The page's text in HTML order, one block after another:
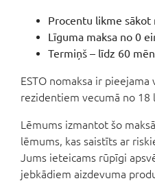
Procentu likme sākot
Līguma maksa no 0
Termiņš – līdz 60
ESTO nomaksa ir
rezidentiem vecumā no 18
Lēmums izmantot šo
lēmums, kas saistīts ar
Jums ieteicams rūpīgi
jebkādiem aizdevuma